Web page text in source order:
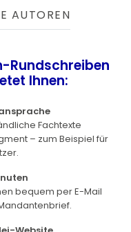
AUTOREN
Rundschreiben
Ihnen:
Fachtexte
– zum Beispiel für
bequem per E-Mail